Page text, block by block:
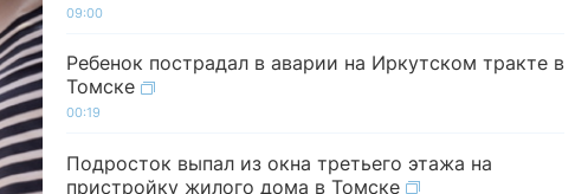
09:00
Ребенок пострадал в аварии на Иркутском тракте в
Томске
00:19
Подросток выпал из окна третьего этажа на
пристройку жилого дома в Томске